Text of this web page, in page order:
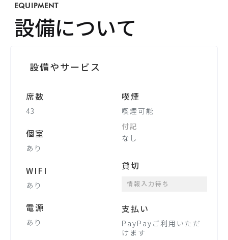
EQUIPMENT
設備について
設備やサービス
席数
43
個室
あり
WIFI
あり
電源
あり
喫煙
喫煙可能
付記
なし
貸切
情報入力待ち
支払い
PayPayご利用いただ
けます